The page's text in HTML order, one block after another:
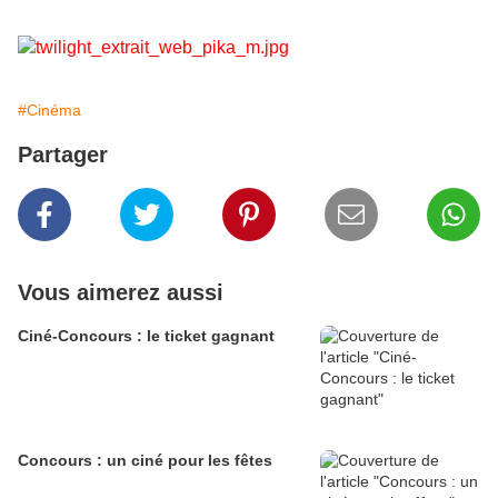
#Cinéma
Partager
Vous aimerez aussi
Ciné-Concours : le ticket gagnant
Concours : un ciné pour les fêtes